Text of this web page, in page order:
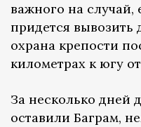
важного на случай,
придется вывозить
охрана крепости
километрах к югу
За несколько дней
оставили Баграм,